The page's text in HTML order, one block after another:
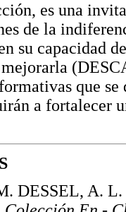
es una
de la
su capacidad
que
a fortalecer
DESSEL, A.